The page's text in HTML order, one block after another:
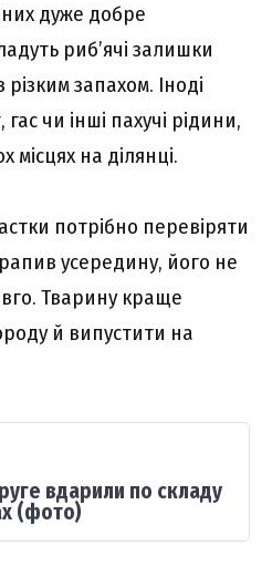
дуже добре
риб’ячі залишки
запахом. Іноді
чи інші пахучі рідини,
місцях на ділянці.
потрібно перевіряти
усередину, його не
Тварину краще
й випустити на
вдарили по складу
(фото)